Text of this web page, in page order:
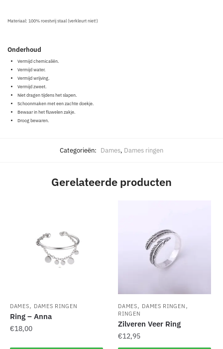
Materiaal: 100% roestvrij staal (verkleurt niet!)
Onderhoud
Vermijd chemicaliën.
Vermijd water.
Vermijd wrijving.
Vermijd zweet.
Niet dragen tijdens het slapen.
Schoonmaken met een zachte doekje.
Bewaar in het fluwelen zakje.
Droog bewaren.
Categorieën: Dames, Dames ringen
Gerelateerde producten
DAMES, DAMES RINGEN
Ring – Anna
€18,00
DAMES, DAMES RINGEN ,
RINGEN
Zilveren Veer Ring
€12,95